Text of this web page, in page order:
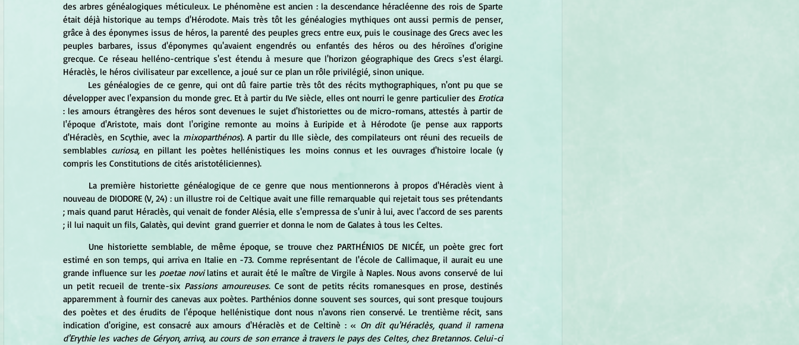
des arbres généalogiques méticuleux. Le phénomène est ancien : la descendance héracléenne des rois de Sparte
était déjà historique au temps d'Hérodote. Mais très tôt les généalogies mythiques ont aussi permis de penser,
grâce à des éponymes issus de héros, la parenté des peuples grecs entre eux, puis le cousinage des Grecs avec les
peuples barbares, issus d'éponymes qu'avaient engendrés ou enfantés des héros ou des héroïnes d'origine
grecque. Ce réseau helléno-centrique s'est étendu à mesure que l'horizon géographique des Grecs s'est élargi.
Héraclès, le héros civilisateur par excellence, a joué sur ce plan un rôle privilégié, sinon unique.
développer avec l'expansion du monde grec. Et à partir du IVe siècle, elles ont nourri le genre particulier des Erotica
: les amours étrangères des héros sont devenues le sujet d'historiettes ou de micro-romans, attestés à partir de
l'époque d'Aristote, mais dont l'origine remonte au moins à Euripide et à Hérodote (je pense aux rapports
d'Héraclès, en Scythie, avec la mixoparthénos). A partir du Ille siècle, des compilateurs ont réuni des recueils de
semblables curiosa, en pillant les poètes hellénistiques les moins connus et les ouvrages d'histoire locale (y
compris les Constitutions de cités aristotéliciennes).
nouveau de DIODORE (V, 24) : un illustre roi de Celtique avait une fille remarquable qui rejetait tous ses prétendants
; mais quand parut Héraclès, qui venait de fonder Alésia, elle s'empressa de s'unir à lui, avec l'accord de ses parents
; il lui naquit un fils, Galatès, qui devint  grand guerrier et donna le nom de Galates à tous les Celtes.
estimé en son temps, qui arriva en Italie en -73. Comme représentant de l'école de Callimaque, il aurait eu une
grande influence sur les poetae novi latins et aurait été le maître de Virgile à Naples. Nous avons conservé de lui
un petit recueil de trente-six Passions amoureuses. Ce sont de petits récits romanesques en prose, destinés
apparemment à fournir des canevas aux poètes. Parthénios donne souvent ses sources, qui sont presque toujours
des poètes et des érudits de l'époque hellénistique dont nous n'avons rien conservé. Le trentième récit, sans
indication d'origine, est consacré aux amours d'Héraclès et de Celtinè : « On dit qu'Héraclès, quand il ramena
d'Erythie les vaches de Géryon, arriva, au cours de son errance à travers le pays des Celtes, chez Bretannos. Celui-ci